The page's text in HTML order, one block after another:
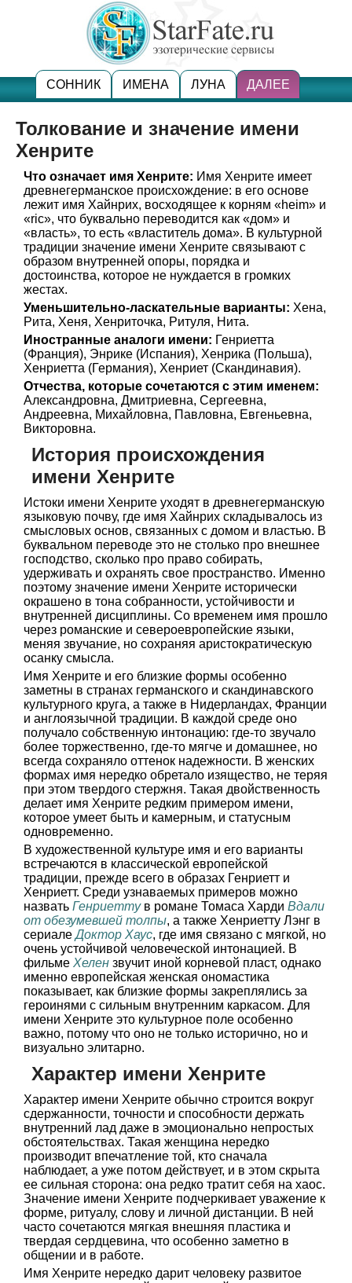
СОННИК ИМЕНА ЛУНА ДАЛЕЕ
Толкование и значение имени
Хенрите
Что означает имя Хенрите: Имя Хенрите имеет
древнегерманское происхождение: в его основе
лежит имя Хайнрих, восходящее к корням «heim» и
«ric», что буквально переводится как «дом» и
«власть», то есть «властитель дома». В культурной
традиции значение имени Хенрите связывают с
образом внутренней опоры, порядка и
достоинства, которое не нуждается в громких
жестах.
Уменьшительно-ласкательные варианты: Хена,
Рита, Хеня, Хенриточка, Ритуля, Нита.
Иностранные аналоги имени: Генриетта
(Франция), Энрике (Испания), Хенрика (Польша),
Хенриетта (Германия), Хенриет (Скандинавия).
Отчества, которые сочетаются с этим именем:
Александровна, Дмитриевна, Сергеевна,
Андреевна, Михайловна, Павловна, Евгеньевна,
Викторовна.
История происхождения
имени Хенрите
Истоки имени Хенрите уходят в древнегерманскую
языковую почву, где имя Хайнрих складывалось из
смысловых основ, связанных с домом и властью. В
буквальном переводе это не столько про внешнее
господство, сколько про право собирать,
удерживать и охранять свое пространство. Именно
поэтому значение имени Хенрите исторически
окрашено в тона собранности, устойчивости и
внутренней дисциплины. Со временем имя прошло
через романские и североевропейские языки,
меняя звучание, но сохраняя аристократическую
осанку смысла.
Имя Хенрите и его близкие формы особенно
заметны в странах германского и скандинавского
культурного круга, а также в Нидерландах, Франции
и англоязычной традиции. В каждой среде оно
получало собственную интонацию: где-то звучало
более торжественно, где-то мягче и домашнее, но
всегда сохраняло оттенок надежности. В женских
формах имя нередко обретало изящество, не теряя
при этом твердого стержня. Такая двойственность
делает имя Хенрите редким примером имени,
которое умеет быть и камерным, и статусным
одновременно.
В художественной культуре имя и его варианты
встречаются в классической европейской
традиции, прежде всего в образах Генриетт и
Хенриетт. Среди узнаваемых примеров можно
назвать Генриеттув романе Томаса Харди Вдали
от обезумевшей толпы, а также Хенриетту Лэнг в
сериалеДоктор Хаус, где имя связано с мягкой, но
очень устойчивой человеческой интонацией. В
фильме Хелен звучит иной корневой пласт, однако
именно европейская женская ономастика
показывает, как близкие формы закреплялись за
героинями с сильным внутренним каркасом. Для
имени Хенрите это культурное поле особенно
важно, потому что оно не только исторично, но и
визуально элитарно.
Характер имени Хенрите
Характер имени Хенрите обычно строится вокруг
сдержанности, точности и способности держать
внутренний лад даже в эмоционально непростых
обстоятельствах. Такая женщина нередко
производит впечатление той, кто сначала
наблюдает, а уже потом действует, и в этом скрыта
ее сильная сторона: она редко тратит себя на хаос.
Значение имени Хенрите подчеркивает уважение к
форме, ритуалу, слову и личной дистанции. В ней
часто сочетаются мягкая внешняя пластика и
твердая сердцевина, что особенно заметно в
общении и в работе.
Имя Хенрите нередко дарит человеку развитое